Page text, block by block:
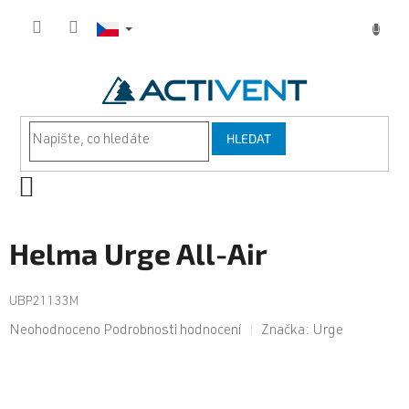
HLEDAT
Helma Urge All-Air
UBP21133M
Průměrné
Neohodnoceno Podrobnosti hodnocení Značka: Urge